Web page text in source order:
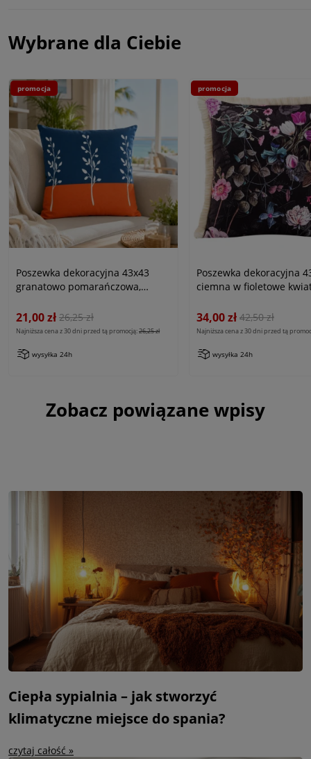
Wybrane dla Ciebie
Poszewka dekoracyjna 43x43
granatowo pomarańczowa,
21,00 zł 26,25 zł
Najniższa cena z 30 dni przed tą promocją:26,25 zł
wysyłka 24h
promocja
Poszewka dekoracyjna
ciemna w fioletowe
34,00 zł 42,50 zł
Najniższa cena z 30 dni przed tą
wysyłka 24h
promocja
Zobacz powiązane wpisy
Ciepła sypialnia – jak stworzyć
klimatyczne miejsce do spania?
czytaj całość »